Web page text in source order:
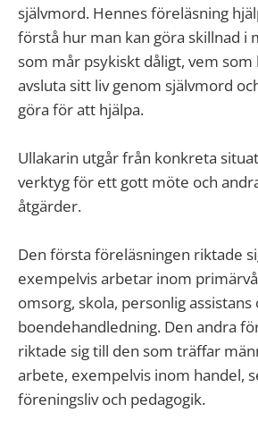
självmord. Hennes föreläsning
förstå hur man kan göra skillnad i
som mår psykiskt dåligt, vem
avsluta sitt liv genom självmord
göra för att hjälpa.
Ullakarin utgår från konkreta
verktyg för ett gott möte och
åtgärder.
Den första föreläsningen riktade
exempelvis arbetar inom
omsorg, skola, personlig assistans
boendehandledning. Den andra
riktade sig till den som träffar
arbete, exempelvis inom handel,
föreningsliv och pedagogik.